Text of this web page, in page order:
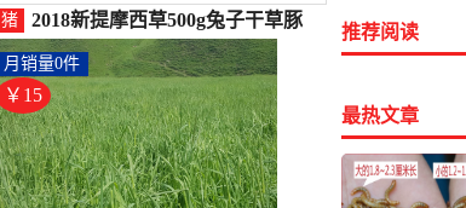
猪
2018新提摩西草500g兔子干草豚
鼠提草荷兰猪饲-猪饲料(森庭旗
舰店仅售14.85元)
￥15
月销量0件
推荐阅读
最热文章